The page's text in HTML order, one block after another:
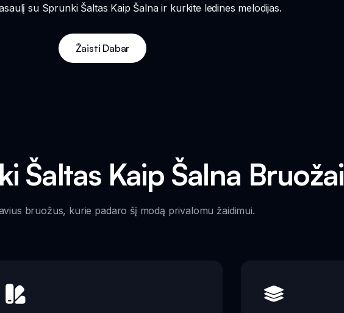
su Sprunki Šaltas Kaip Šalna ir kurkite ledines melodijas.
Žaisti Dabar
Šaltas Kaip Šalna Bruožai
bruožus, kurie padaro šį modą privalomu žaidimui.